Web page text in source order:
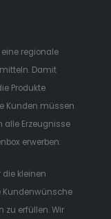
regionale
Damit
Produkte
Kunden müssen
alle Erzeugnisse
erwerben.
die kleinen
Kundenwünsche
erfüllen. Wir